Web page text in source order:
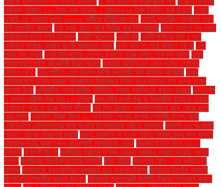
সর্বনিম্ন পরিমাণ ১১০ টাকা এবং সর্বোচ্চ ২ হাজার ৮০৫ টাকা নির্ধারণ করা হয়েছে এআই
এআই এর প্রভাব: গুগল ৩০০০০ কর্মীকে ছাঁটাইয়ের পথে এআই প্রযুক্তি সম্বলিত নতুন
দুটি ল্যাপটপ বাজারে এক ম্যাচ হাতে রেখে সিরিজ জয় টাইগারদের একই অ্যাপে সব সেবা:
পর্যটকদের জন্য নতুন উদ্যোগ একটি আন্দোলন একটি বই একটি বার্গারের দাম ৫ লাখ
একদিনে সর্বোচ্চ ওমরাহ যাত্রী প্রবাহের রেকর্ড এখন আর না খেয়ে থাকতে হয় না এবং
তারুণ্যের দ্রোহ এবার চীন-রাশিয়া থেকেও ছড়ানো হচ্ছে গুজব: শফিকুল আলম এবার
পাকিস্তানে শহীদ বুদ্ধিজীবী দিবস পালিত এবারের আইপিএলে কোন দলের নেতৃত্বে
আছেন কে?. এবি পার্টিতে যোগ দিলেন বিশিষ্ট ব্যবসায়ী আবু রাইয়ান আশয়ারী এয়ার
অ্যাম্বুলেন্সে ঢাকার হজরত শাহজালাল বিমানবন্দর ত্যাগ করে লন্ডনের পথে রওনা হলেন
খালেদা জিয়া এশিয়াটিক ল্যাবরেটরিজ লিমিটেড প্রথম প্রান্তিকে মুনাফা করেছে এসএসসি
ও সমমান পরীক্ষা শুরু হবে ১০ এপ্রিল এসএসসি ফরম পূরণের সময়সীমা বাড়ানো হয়েছে
এ্যানিকে পাঠানো হচ্ছে বিশ্ব সাঁতারে ওই দিন বিকেলে অলিউল্লাহকে বাড়ি থেকে তুলে
নেয় পুলিশ ওয়ালটন ফ্রিজ কিনে ২০ লাখ টাকা পেলেন কলেজ শিক্ষার্থী রাশেদ আলী
ওয়াশিংটনে হেলিকপ্টারের সঙ্গে সংঘর্ষে উড়োজাহাজ নদীতে বিধ্বস্ত কমিশন দেশের চারটি
প্রদেশ গঠনের পরিকল্পনা করছে কয়লা আমদানি না হওয়া পর্যন্ত বিদ্যুৎকেন্দ্র বন্ধ থাকবে
কয়লাসঙ্কটের কারণে বন্ধ মহেশখালী তাপবিদ্যুৎ কেন্দ্র করমজলে তিন দিনে ৭৫০০
দর্শনার্থী কর্ণফুলী টানেল কলসিন্দুর গ্রামের অদম্য মেয়েরা আবারও প্রমাণ করেছে তাদের
দক্ষতা কলাম্বিয়া বিশ্ববিদ্যালয়ের শিক্ষার্থী কাঁচা মরিচে কানপাকা রোগ - এক গুরুত্বপুর্ণ
সমস্যা কানাডাকে যুক্তরাষ্ট্রের অঙ্গরাজ্য হতে বললেন ট্রাম্প কানাডায় নিখোঁজ প্রবাসী
বাংলাদেশি শিক্ষার্থীর মরদেহ উদ্ধার কানাডার প্রধানমন্ত্রী জাস্টিন ট্রুডো পদত্যাগ করতে